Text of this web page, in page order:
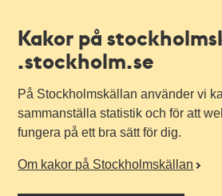
Kakor på
.stockholm.se
På Stockholmskällan använder vi
sammanställa statistik och för att
fungera på ett bra sätt för dig.
Om kakor på Stockholmskällan